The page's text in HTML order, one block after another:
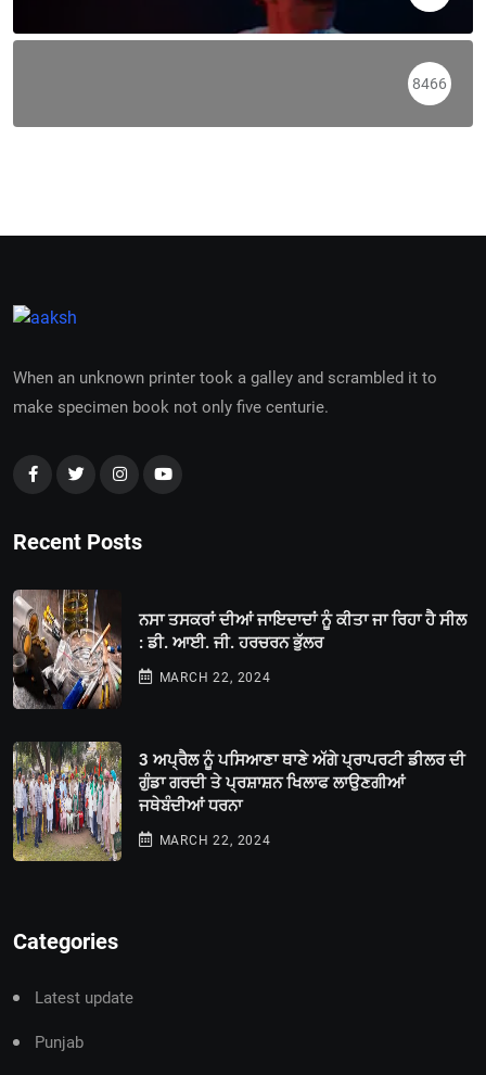
8466
When an unknown printer took a galley and scrambled it to
make specimen book not only five centurie.
Recent Posts
ਨਸਾ ਤਸਕਰਾਂ ਦੀਆਂ ਜਾਇਦਾਦਾਂ ਨੂੰ ਕੀਤਾ ਜਾ ਰਿਹਾ ਹੈ ਸੀਲ
: ਡੀ. ਆਈ. ਜੀ. ਹਰਚਰਨ ਭੁੱਲਰ
MARCH 22, 2024
3 ਅਪ੍ਰੈਲ ਨੂੰ ਪਸਿਆਣਾ ਥਾਣੇ ਅੱਗੇ ਪ੍ਰਾਪਰਟੀ ਡੀਲਰ ਦੀ
ਗੁੰਡਾ ਗਰਦੀ ਤੇ ਪ੍ਰਸ਼ਾਸ਼ਨ ਖਿਲਾਫ ਲਾਉਣਗੀਆਂ
ਜਥੇਬੰਦੀਆਂ ਧਰਨਾ
MARCH 22, 2024
Categories
Latest update
Punjab